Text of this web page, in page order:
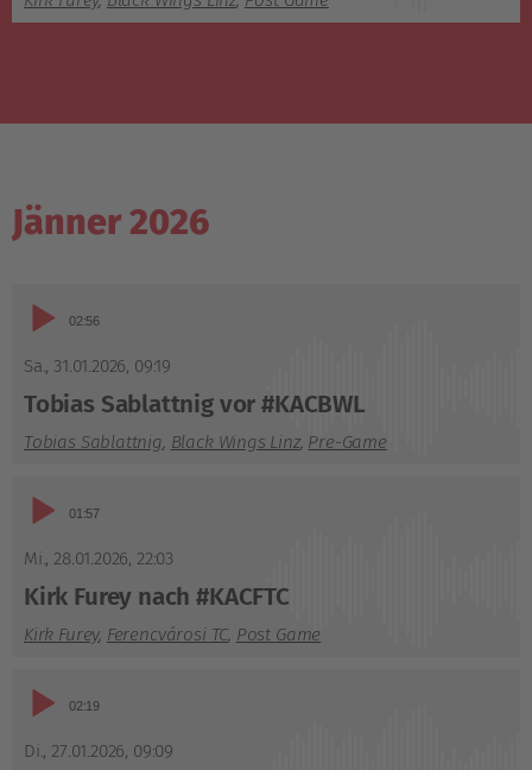
Jänner 2026
Audio-02:56
Sa., 31.01.2026, 09:19
Tobias Sablattnig vor #KACBWL
Tobias Sablattnig, Black Wings Linz, Pre-Game
Audio-01:57
Mi., 28.01.2026, 22:03
Kirk Furey nach #KACFTC
Kirk Furey, Ferencvárosi TC, Post Game
Audio-02:19
Di., 27.01.2026, 09:09